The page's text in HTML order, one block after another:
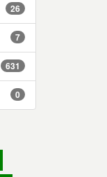
26
7
631
0